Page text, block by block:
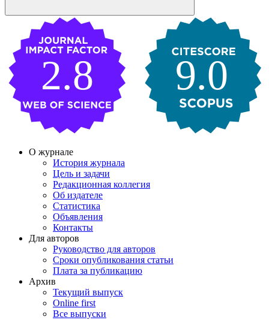
9.0
2.8
О журнале
История журнала
Цель и задачи
Редакционная коллегия
Об издателе
Статистика
Объявления
Контакты
Для авторов
Руководство для авторов
Сроки опубликования статьи
Плата за публикацию
Архив
Текущий выпуск
Online first
Все выпуски